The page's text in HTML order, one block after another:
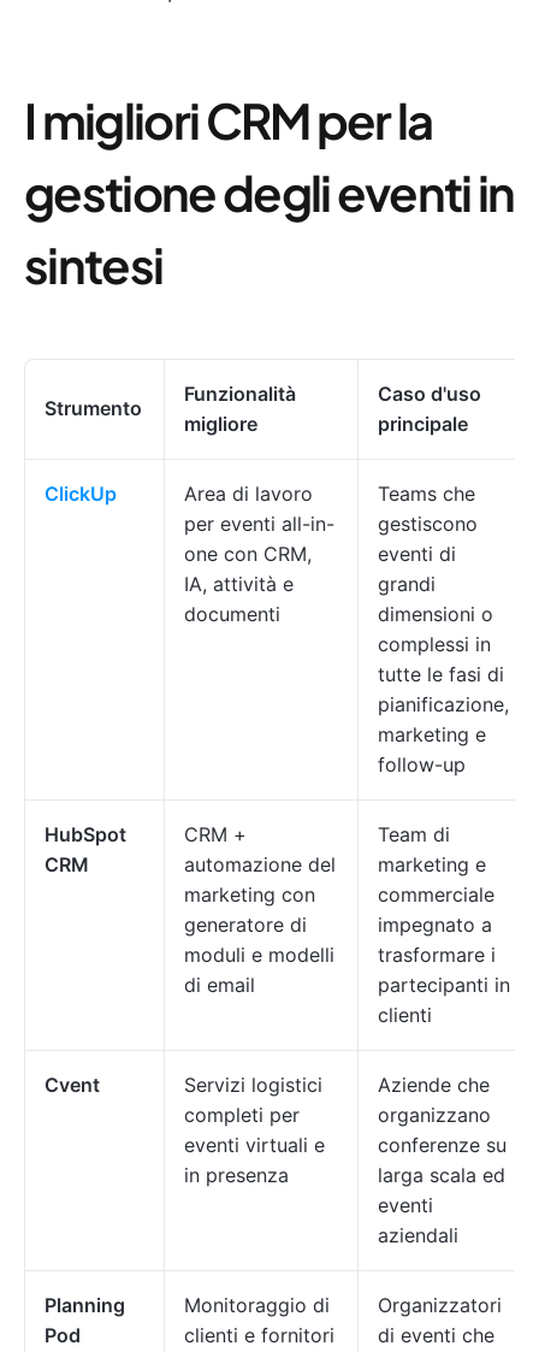
I migliori CRM per la
gestione degli eventi in
sintesi
Strumento
Funzionalità
migliore
Caso d'uso
principale
ClickUp
Area di lavoro
per eventi all-in-
one con CRM,
IA, attività e
documenti
Teams che
gestiscono
eventi di
grandi
dimensioni o
complessi in
tutte le fasi di
pianificazione,
marketing e
follow-up
HubSpot
CRM
CRM +
automazione del
marketing con
generatore di
moduli e modelli
di email
Team di
marketing e
commerciale
impegnato a
trasformare i
partecipanti in
clienti
Cvent
Servizi logistici
completi per
eventi virtuali e
in presenza
Aziende che
organizzano
conferenze su
larga scala ed
eventi
aziendali
Planning
Pod
Monitoraggio di
clienti e fornitori
Organizzatori
di eventi che